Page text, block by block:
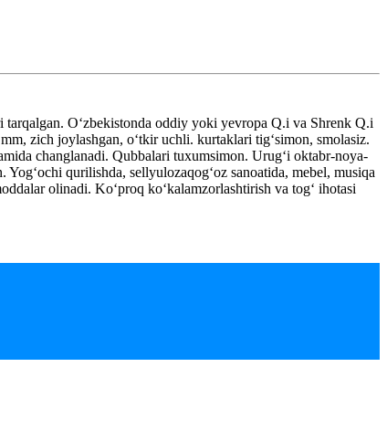
Oʻzbekistonda oddiy yoki yevropa Q.i va Shrenk Q.i
zich joylashgan, oʻtkir uchli. kurtaklari tigʻsimon, smolasiz.
changlanadi. Qubbalari tuxumsimon. Urugʻi oktabr-noya-
qurilishda, sellyulozaqogʻoz sanoatida, mebel, musiqa
olinadi. Koʻproq koʻkalamzorlashtirish va togʻ ihotasi